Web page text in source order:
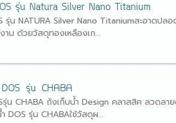
รุ่น Natura Silver Nano Titanium
รุ่น NATURA Silver Nano Titaniumสะอาดปล
น ด้วยวัสดุทองเหลืองเก...
รุ่น CHABA
รุ่น CHABA ถังเก็บน้ำ Design คลาสสิค ลวดลา
DOS รุ่น CHABAใช้วัสดุผ...